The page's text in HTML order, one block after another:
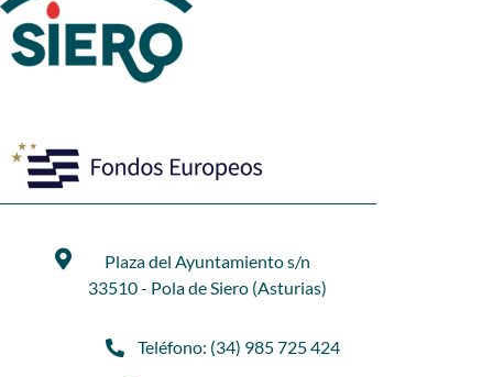
Plaza del Ayuntamiento s/n
33510 - Pola de Siero (Asturias)
Teléfono: (34) 985 725 424